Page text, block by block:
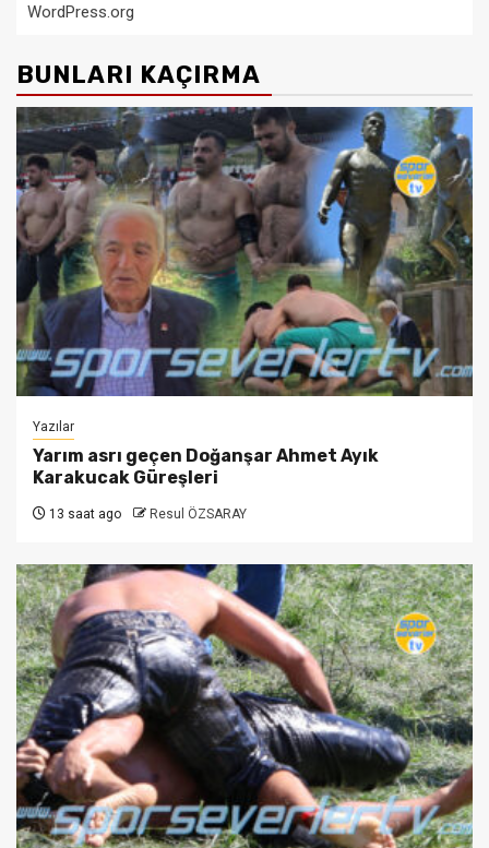
WordPress.org
BUNLARI KAÇIRMA
Yazılar
Yarım asrı geçen Doğanşar Ahmet Ayık
Karakucak Güreşleri
13 saat ago Resul ÖZSARAY